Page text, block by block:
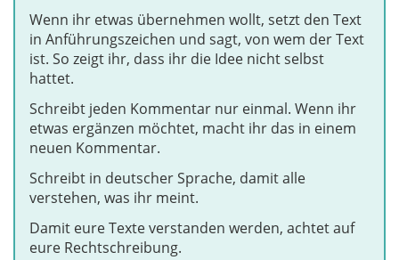
Wenn ihr etwas übernehmen wollt, setzt den Text
in Anführungszeichen und sagt, von wem der Text
ist. So zeigt ihr, dass ihr die Idee nicht selbst
hattet.
Schreibt jeden Kommentar nur einmal. Wenn ihr
etwas ergänzen möchtet, macht ihr das in einem
neuen Kommentar.
Schreibt in deutscher Sprache, damit alle
verstehen, was ihr meint.
Damit eure Texte verstanden werden, achtet auf
eure Rechtschreibung.